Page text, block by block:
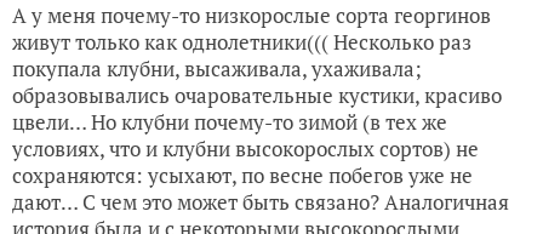
А у меня почему-то низкорослые сорта георгинов
живут только как однолетники((( Несколько раз
покупала клубни, высаживала, ухаживала;
образовывались очаровательные кустики, красиво
цвели… Но клубни почему-то зимой (в тех же
условиях, что и клубни высокорослых сортов) не
сохраняются: усыхают, по весне побегов уже не
дают… С чем это может быть связано? Аналогичная